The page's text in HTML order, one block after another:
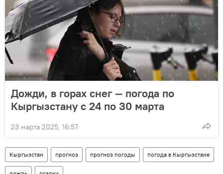
Дожди, в горах снег — погода по
Кыргызстану с 24 по 30 марта
23 марта 2025, 16:57
Кыргызстан прогноз прогноз погоды погода в Кыргызстане